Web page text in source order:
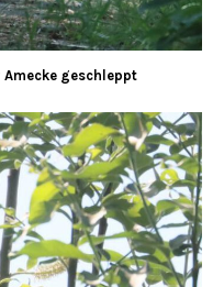
geschleppt